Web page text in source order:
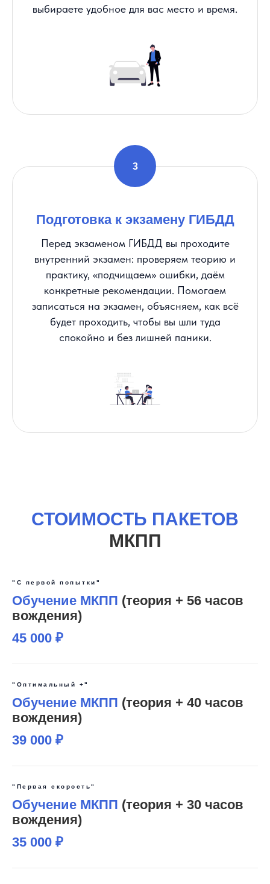
выбираете удобное для вас место и время.
Подготовка к экзамену ГИБДД
Перед экзаменом ГИБДД вы проходите
внутренний экзамен: проверяем теорию и
практику, «подчищаем» ошибки, даём
конкретные рекомендации. Помогаем
записаться на экзамен, объясняем, как всё
будет проходить, чтобы вы шли туда
спокойно и без лишней паники.
СТОИМОСТЬ ПАКЕТОВ
МКПП
"С первой попытки"
Обучение МКПП (теория + 56 часов
вождения)
45 000 ₽
"Оптимальный +"
Обучение МКПП (теория + 40 часов
вождения)
39 000 ₽
"Первая скорость"
Обучение МКПП (теория + 30 часов
вождения)
35 000 ₽